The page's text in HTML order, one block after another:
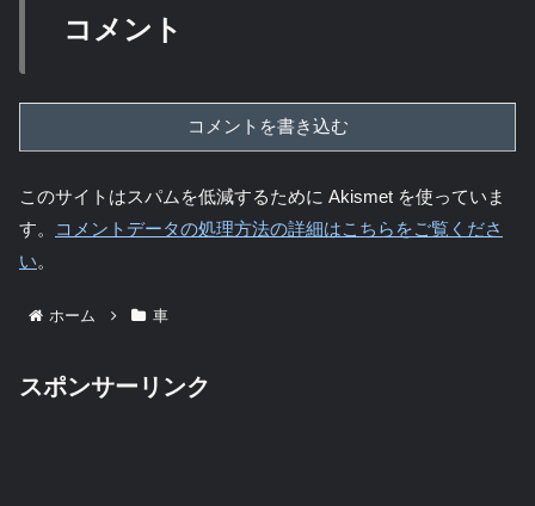
コメント
コメントを書き込む
このサイトはスパムを低減するために Akismet を使っていま
す。
コメントデータの処理方法の詳細はこちらをご覧くださ
い。
ホーム 車
スポンサーリンク